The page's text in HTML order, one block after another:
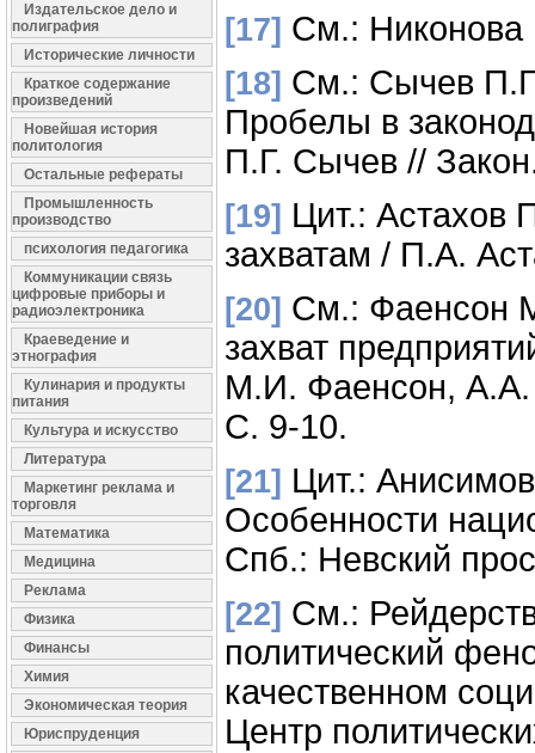
Издательское дело и
полиграфия
Исторические личности
Краткое содержание
произведений
Новейшая история
политология
Остальные рефераты
Промышленность
производство
психология педагогика
Коммуникации связь
цифровые приборы и
радиоэлектроника
Краеведение и
этнография
Кулинария и продукты
питания
Культура и искусство
Литература
Маркетинг реклама и
торговля
Математика
Медицина
Реклама
Физика
Финансы
Химия
Экономическая теория
Юриспруденция
[17] См.: Никонова
[18] См.: Сычев
Пробелы в
П.Г. Сычев //
[19] Цит.: Астахов
захватам / П.А.
[20] См.: Фаенсон
захват
М.И. Фаенсон,
С. 9-10.
[21] Цит.:
Особенности
Спб.: Невский
[22] См.:
политический
качественном
Центр